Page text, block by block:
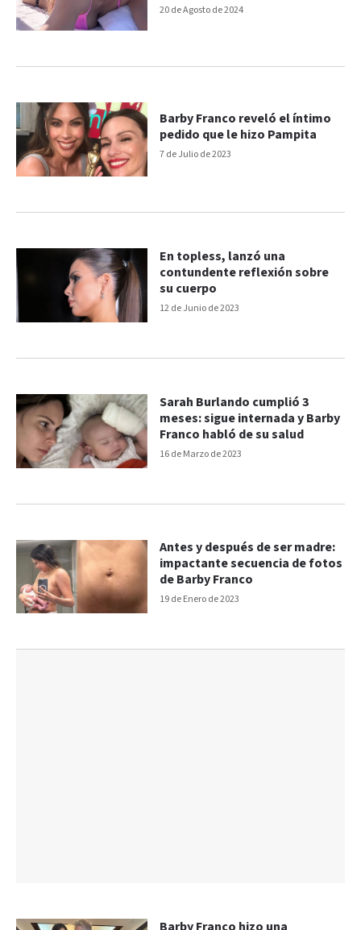
20 de Agosto de 2024
7 de Julio de 2023
Barby Franco reveló el íntimo
pedido que le hizo Pampita
12 de Junio de 2023
En topless, lanzó una
contundente reflexión sobre
su cuerpo
16 de Marzo de 2023
Sarah Burlando cumplió 3
meses: sigue internada y Barby
Franco habló de su salud
19 de Enero de 2023
Antes y después de ser madre:
impactante secuencia de fotos
de Barby Franco